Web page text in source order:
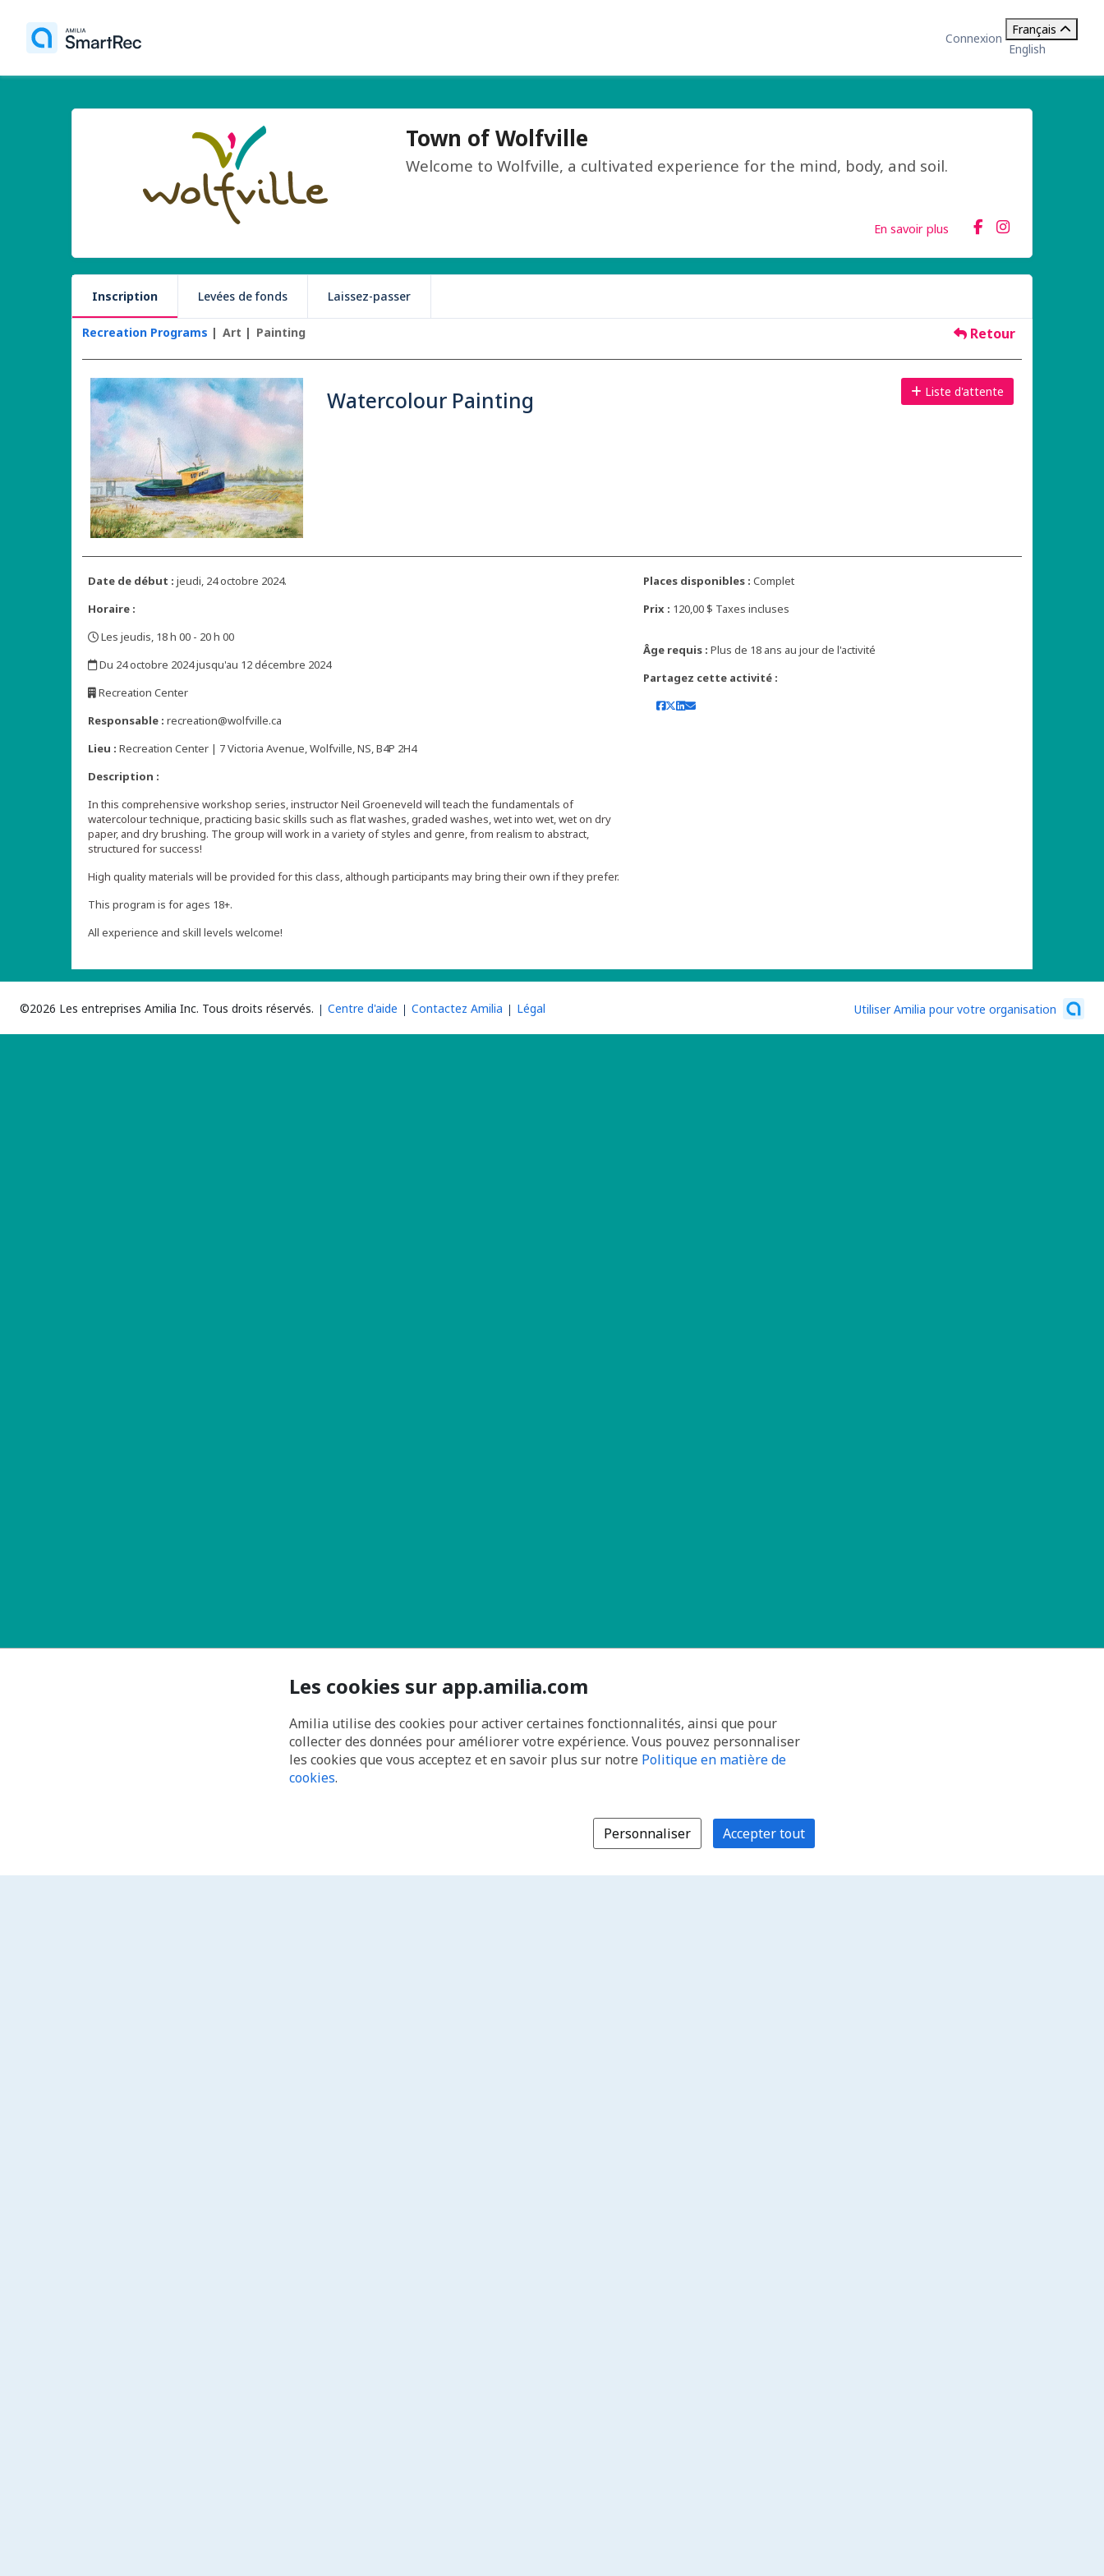
Connexion
Français
English
Town of Wolfville
Welcome to Wolfville, a cultivated experience for the mind, body, and soil.
En savoir plus
Inscription Levées de fonds Laissez-passer
Recreation Programs Art Painting Retour
Watercolour Painting Liste d'attente
Date de début : jeudi, 24 octobre 2024.
Horaire :
Les jeudis, 18 h 00 - 20 h 00
Du 24 octobre 2024 jusqu'au 12 décembre 2024
Recreation Center
Responsable : recreation@wolfville.ca
Lieu : Recreation Center | 7 Victoria Avenue, Wolfville, NS, B4P 2H4
Description :
In this comprehensive workshop series, instructor Neil Groeneveld will teach the fundamentals of
watercolour technique, practicing basic skills such as flat washes, graded washes, wet into wet, wet on dry
paper, and dry brushing. The group will work in a variety of styles and genre, from realism to abstract,
structured for success!
High quality materials will be provided for this class, although participants may bring their own if they prefer.
This program is for ages 18+.
All experience and skill levels welcome!
Places disponibles : Complet
Prix : 120,00 $ Taxes incluses
Âge requis : Plus de 18 ans au jour de l'activité
Partagez cette activité :
©2026 Les entreprises Amilia Inc. Tous droits réservés. Centre d'aide Contactez Amilia Légal Utiliser Amilia pour votre organisation
Les cookies sur app.amilia.com
Amilia utilise des cookies pour activer certaines fonctionnalités, ainsi que pour
collecter des données pour améliorer votre expérience. Vous pouvez personnaliser
les cookies que vous acceptez et en savoir plus sur notre Politique en matière de
cookies.
Personnaliser Accepter tout